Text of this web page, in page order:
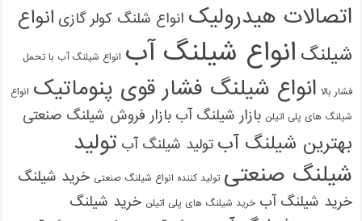
اتصالات هیدرولیک انواع شلنگ کولر گازی انواع
شیلنگ انواع شیلنگ آب انواع شیلنگ آب با تحمل
فشار بالا انواع شیلنگ فشار قوی پنوماتیک انواع
شیلنگ های پلی اتیلن بازار شیلنگ آب بازار فروش شیلنگ صنعتی
بهترین شیلنگ آب تولید شیلنگ آب تولید
شیلنگ صنعتی تولید کننده انواع شیلنگ صنعتی خرید شیلنگ
خرید شیلنگ آب خرید شیلنگ های پلی اتیلن خرید شیلنگ